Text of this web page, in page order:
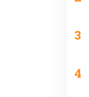
3
4